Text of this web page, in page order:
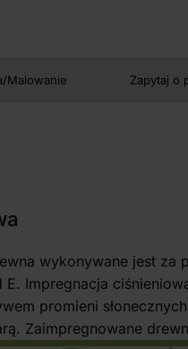
Malowanie Zapytaj o
wykonywane jest
Impregnacja
promieni
Zaimpregnowane